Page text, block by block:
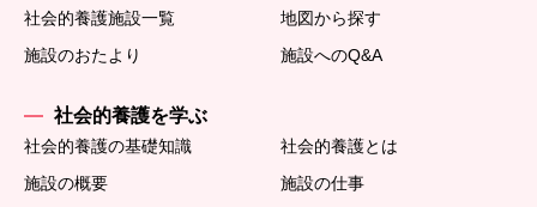
社会的養護施設一覧
地図から探す
施設のおたより
施設へのQ&A
社会的養護を学ぶ
社会的養護の基礎知識
社会的養護とは
施設の概要
施設の仕事